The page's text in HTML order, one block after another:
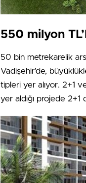
550 milyon
50 bin metrekarelik
Vadişehir’de,
tipleri yer alıyor. 2+1
yer aldığı projede